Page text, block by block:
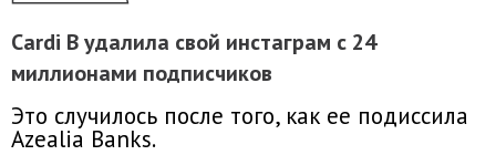
Cardi B удалила свой инстаграм с 24
миллионами подписчиков
Это случилось после того, как ее подиссила
Azealia Banks.